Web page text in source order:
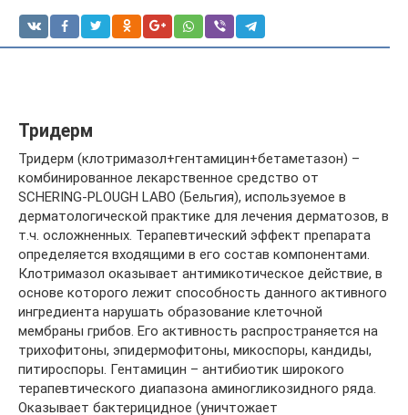
Тридерм
Тридерм (клотримазол+гентамицин+бетаметазон) –
комбинированное лекарственное средство от
SCHERING-PLOUGH LABO (Бельгия), используемое в
дерматологической практике для лечения дерматозов, в
т.ч. осложненных. Терапевтический эффект препарата
определяется входящими в его состав компонентами.
Клотримазол оказывает антимикотическое действие, в
основе которого лежит способность данного активного
ингредиента нарушать образование клеточной
мембраны грибов. Его активность распространяется на
трихофитоны, эпидермофитоны, микоспоры, кандиды,
питироспоры. Гентамицин – антибиотик широкого
терапевтического диапазона аминогликозидного ряда.
Оказывает бактерицидное (уничтожает